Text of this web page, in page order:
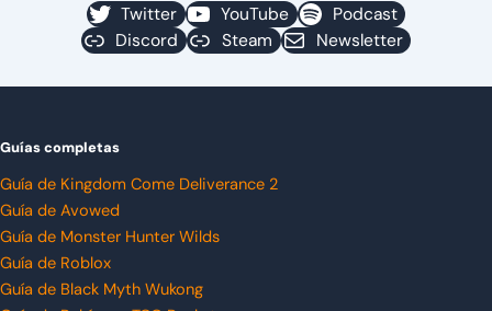
Twitter YouTube
Podcast
Discord
Steam Newsletter
Guías completas
Guía de Kingdom Come Deliverance 2
Guía de Avowed
Guía de Monster Hunter Wilds
Guía de Roblox
Guía de Black Myth Wukong